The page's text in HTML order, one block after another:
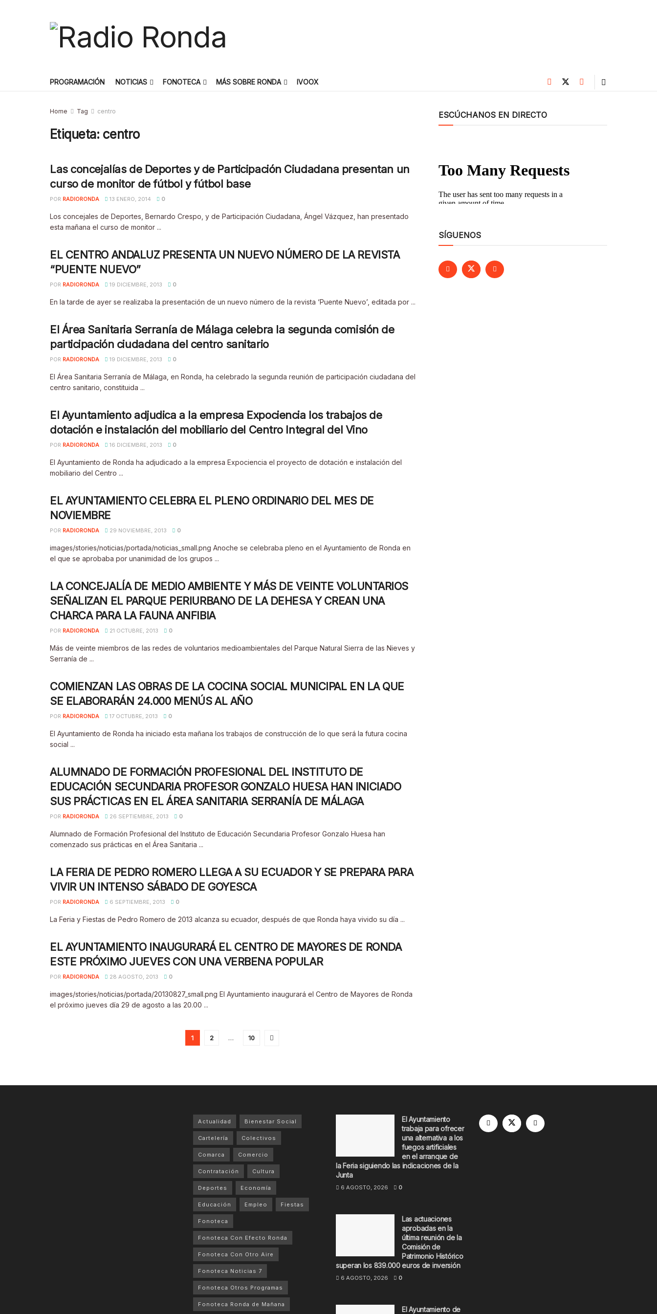
PROGRAMACIÓN NOTICIAS FONOTECA MÁS SOBRE RONDA IVOOX
Home Tag centro
Etiqueta: centro
Las concejalías de Deportes y de Participación Ciudadana presentan un
curso de monitor de fútbol y fútbol base
POR RADIORONDA 13 ENERO, 2014 0
Los concejales de Deportes, Bernardo Crespo, y de Participación Ciudadana, Ángel Vázquez, han presentado
esta mañana el curso de monitor ...
EL CENTRO ANDALUZ PRESENTA UN NUEVO NÚMERO DE LA REVISTA
“PUENTE NUEVO”
POR RADIORONDA 19 DICIEMBRE, 2013 0
En la tarde de ayer se realizaba la presentación de un nuevo número de la revista ‘Puente Nuevo’, editada por ...
El Área Sanitaria Serranía de Málaga celebra la segunda comisión de
participación ciudadana del centro sanitario
POR RADIORONDA 19 DICIEMBRE, 2013 0
El Área Sanitaria Serranía de Málaga, en Ronda, ha celebrado la segunda reunión de participación ciudadana del
centro sanitario, constituida ...
El Ayuntamiento adjudica a la empresa Expociencia los trabajos de
dotación e instalación del mobiliario del Centro Integral del Vino
POR RADIORONDA 16 DICIEMBRE, 2013 0
El Ayuntamiento de Ronda ha adjudicado a la empresa Expociencia el proyecto de dotación e instalación del
mobiliario del Centro ...
EL AYUNTAMIENTO CELEBRA EL PLENO ORDINARIO DEL MES DE
NOVIEMBRE
POR RADIORONDA 29 NOVIEMBRE, 2013 0
images/stories/noticias/portada/noticias_small.png Anoche se celebraba pleno en el Ayuntamiento de Ronda en
el que se aprobaba por unanimidad de los grupos ...
LA CONCEJALÍA DE MEDIO AMBIENTE Y MÁS DE VEINTE VOLUNTARIOS
SEÑALIZAN EL PARQUE PERIURBANO DE LA DEHESA Y CREAN UNA
CHARCA PARA LA FAUNA ANFIBIA
POR RADIORONDA 21 OCTUBRE, 2013 0
Más de veinte miembros de las redes de voluntarios medioambientales del Parque Natural Sierra de las Nieves y
Serranía de ...
COMIENZAN LAS OBRAS DE LA COCINA SOCIAL MUNICIPAL EN LA QUE
SE ELABORARÁN 24.000 MENÚS AL AÑO
POR RADIORONDA 17 OCTUBRE, 2013 0
El Ayuntamiento de Ronda ha iniciado esta mañana los trabajos de construcción de lo que será la futura cocina
social ...
ALUMNADO DE FORMACIÓN PROFESIONAL DEL INSTITUTO DE
EDUCACIÓN SECUNDARIA PROFESOR GONZALO HUESA HAN INICIADO
SUS PRÁCTICAS EN EL ÁREA SANITARIA SERRANÍA DE MÁLAGA
POR RADIORONDA 26 SEPTIEMBRE, 2013 0
Alumnado de Formación Profesional del Instituto de Educación Secundaria Profesor Gonzalo Huesa han
comenzado sus prácticas en el Área Sanitaria ...
LA FERIA DE PEDRO ROMERO LLEGA A SU ECUADOR Y SE PREPARA PARA
VIVIR UN INTENSO SÁBADO DE GOYESCA
POR RADIORONDA 6 SEPTIEMBRE, 2013 0
La Feria y Fiestas de Pedro Romero de 2013 alcanza su ecuador, después de que Ronda haya vivido su día ...
EL AYUNTAMIENTO INAUGURARÁ EL CENTRO DE MAYORES DE RONDA
ESTE PRÓXIMO JUEVES CON UNA VERBENA POPULAR
POR RADIORONDA 28 AGOSTO, 2013 0
images/stories/noticias/portada/20130827_small.png El Ayuntamiento inaugurará el Centro de Mayores de Ronda
el próximo jueves día 29 de agosto a las 20.00 ...
1 2 … 10
ESCÚCHANOS EN DIRECTO
SÍGUENOS
Actualidad Bienestar Social
Cartelería Colectivos
Comarca Comercio
Contratación Cultura
Deportes Economía
Educación Empleo Fiestas
Fonoteca
Fonoteca Con Efecto Ronda
Fonoteca Con Otro Aire
Fonoteca Noticias 7
Fonoteca Otros Programas
Fonoteca Ronda de Mañana
El Ayuntamiento
trabaja para ofrecer
una alternativa a los
fuegos artificiales
en el arranque de
la Feria siguiendo las indicaciones de la
Junta
6 AGOSTO, 2026 0
Las actuaciones
aprobadas en la
última reunión de la
Comisión de
Patrimonio Histórico
superan los 839.000 euros de inversión
6 AGOSTO, 2026 0
El Ayuntamiento de